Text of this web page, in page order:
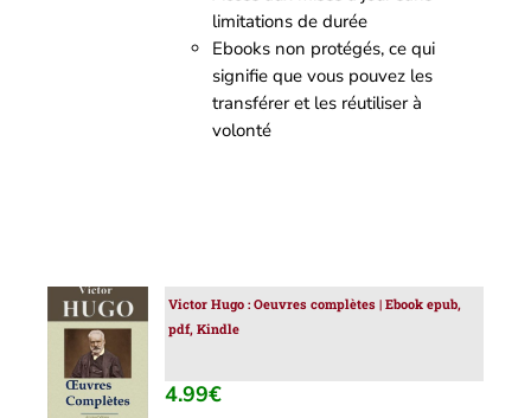
limitations de durée
Ebooks non protégés, ce qui
signifie que vous pouvez les
transférer et les réutiliser à
volonté
AJOUTER
AU
PANIER
/
DÉTAILS
Victor Hugo : Oeuvres complètes | Ebook epub,
pdf, Kindle
4.99€